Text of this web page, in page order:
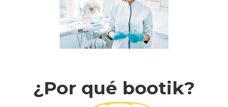
¿Por qué bootik?